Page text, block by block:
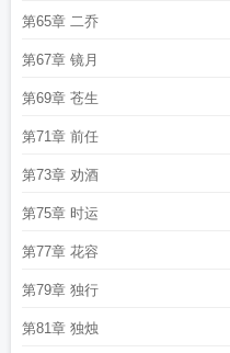
第65章 二乔
第67章 镜月
第69章 苍生
第71章 前任
第73章 劝酒
第75章 时运
第77章 花容
第79章 独行
第81章 独烛